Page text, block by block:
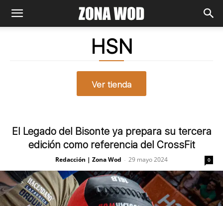
HSN
Ver tienda
El Legado del Bisonte ya prepara su tercera
edición como referencia del CrossFit
Redacción | Zona Wod - 29 mayo 2024 0